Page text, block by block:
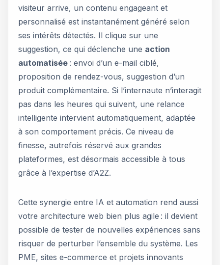
visiteur arrive, un contenu engageant et
personnalisé est instantanément généré selon
ses intérêts détectés. Il clique sur une
suggestion, ce qui déclenche une action
automatisée : envoi d’un e-mail ciblé,
proposition de rendez-vous, suggestion d’un
produit complémentaire. Si l’internaute n’interagit
pas dans les heures qui suivent, une relance
intelligente intervient automatiquement, adaptée
à son comportement précis. Ce niveau de
finesse, autrefois réservé aux grandes
plateformes, est désormais accessible à tous
grâce à l’expertise d’A2Z.
Cette synergie entre IA et automation rend aussi
votre architecture web bien plus agile : il devient
possible de tester de nouvelles expériences sans
risquer de perturber l’ensemble du système. Les
PME, sites e-commerce et projets innovants